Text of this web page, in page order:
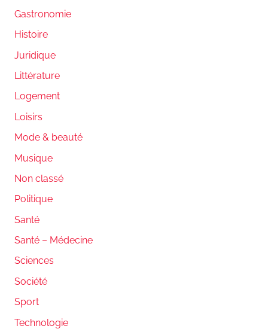
Gastronomie
Histoire
Juridique
Littérature
Logement
Loisirs
Mode & beauté
Musique
Non classé
Politique
Santé
Santé – Médecine
Sciences
Société
Sport
Technologie